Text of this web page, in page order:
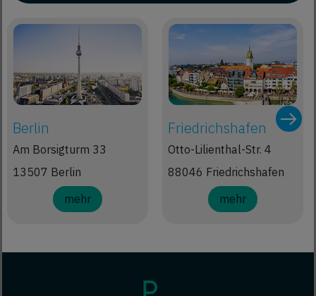
Berlin
Am Borsigturm 33
13507 Berlin
mehr
Friedrichshafen
Otto-Lilienthal-Str. 4
88046 Friedrichshafen
mehr